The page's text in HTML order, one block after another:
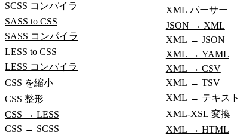
SCSS コンパイラ
SASS to CSS
SASS コンパイラ
LESS to CSS
LESS コンパイラ
CSS を縮小
CSS 整形
CSS → LESS
CSS → SCSS
XML パーサー
JSON → XML
XML → JSON
XML → YAML
XML → CSV
XML → TSV
XML → テキスト
XML-XSL 変換
XML → HTML